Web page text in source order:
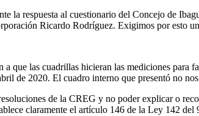
respuesta al cuestionario del Concejo de
Ricardo Rodríguez. Exigimos por esto
que las cuadrillas hicieran las mediciones para
de 2020. El cuadro interno que presentó no
de la CREG y no poder explicar o
claramente el artículo 146 de la Ley 142 del